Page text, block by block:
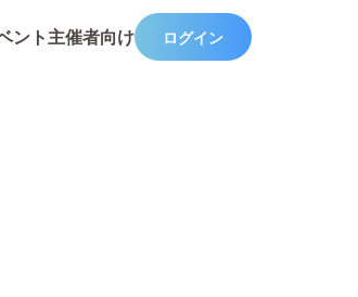
ント主催者向け ログイン